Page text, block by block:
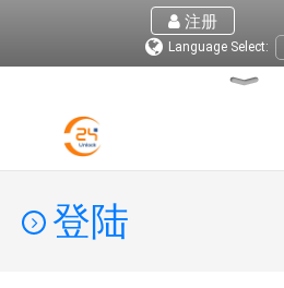
注册
Language Select:
登陆